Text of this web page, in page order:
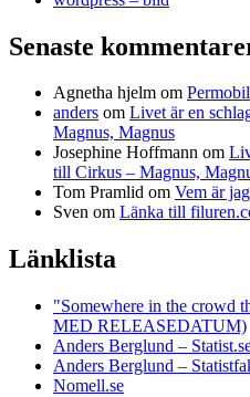
Senaste
Agnetha hjelm om Permobil
anders om Livet är en
Magnus, Magnus
Josephine Hoffmann om
till Cirkus – Magnus,
Tom Pramlid om Vem är jag
Sven om Länka till
Länklista
"Somewhere in the crowd
MED RELEASEDATUM)
Anders Berglund –
Anders Berglund –
Nomell.se